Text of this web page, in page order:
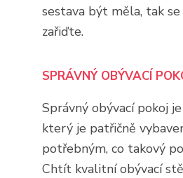
sestava být měla, tak
zařiďte.
SPRÁVNÝ OBÝVACÍ
Správný obývací pokoj
který je patřičně
potřebným, co takový
Chtít kvalitní obývací